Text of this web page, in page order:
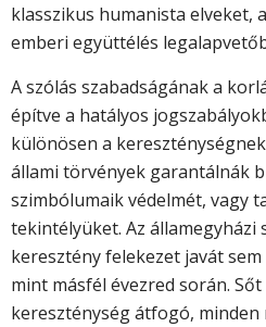
klasszikus humanista elveket,
emberi együtt­élés
A szólás szabadságának a
építve a hatályos
különösen a
állami törvények garantálnák
szimbólumaik védelmét, vagy
tekintélyüket. Az
keresztény felekezet javát
mint másfél évezred során.
kereszténység átfogó,